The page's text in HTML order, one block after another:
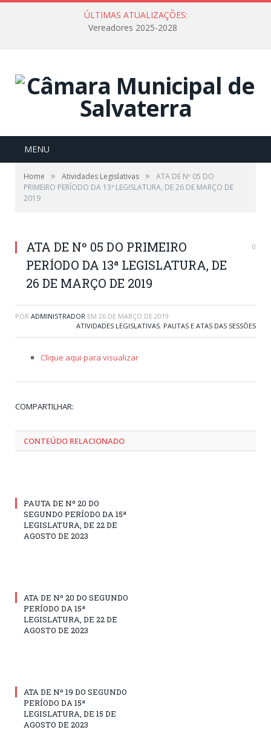
ÚLTIMAS ATUALIZAÇÕES:
Vereadores 2025-2028
MENU
Home » Atividades Legislativas »
ATA DE Nº 05 DO
PRIMEIRO PERÍODO DA 13ª LEGISLATURA, DE 26 DE MARÇO DE
2019
ATA DE Nº 05 DO PRIMEIRO
PERÍODO DA 13ª LEGISLATURA, DE
26 DE MARÇO DE 2019
0
POR ADMINISTRADOR EM 26 DE MARÇO DE 2019
ATIVIDADES LEGISLATIVAS, PAUTAS E ATAS DAS SESSÕES
Clique aqui para visualizar
COMPARTILHAR:
CONTEÚDO RELACIONADO
PAUTA DE Nº 20 DO
SEGUNDO PERÍODO DA 15ª
LEGISLATURA, DE 22 DE
AGOSTO DE 2023
ATA DE Nº 20 DO SEGUNDO
PERÍODO DA 15ª
LEGISLATURA, DE 22 DE
AGOSTO DE 2023
ATA DE Nº 19 DO SEGUNDO
PERÍODO DA 15ª
LEGISLATURA, DE 15 DE
AGOSTO DE 2023